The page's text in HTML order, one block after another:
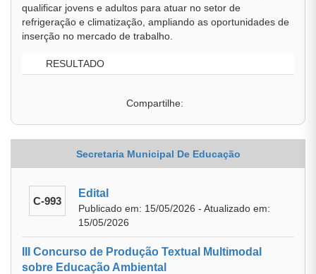
qualificar jovens e adultos para atuar no setor de
refrigeração e climatização, ampliando as oportunidades de
inserção no mercado de trabalho.
RESULTADO
Compartilhe:
Secretaria Municipal De Educação
C-993
Edital
Publicado em: 15/05/2026 - Atualizado em:
15/05/2026
III Concurso de Produção Textual Multimodal
sobre Educação Ambiental